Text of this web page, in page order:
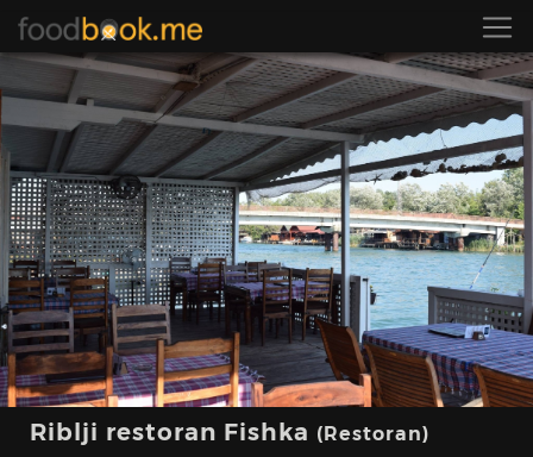
Riblji restoran Fishka (Restoran)